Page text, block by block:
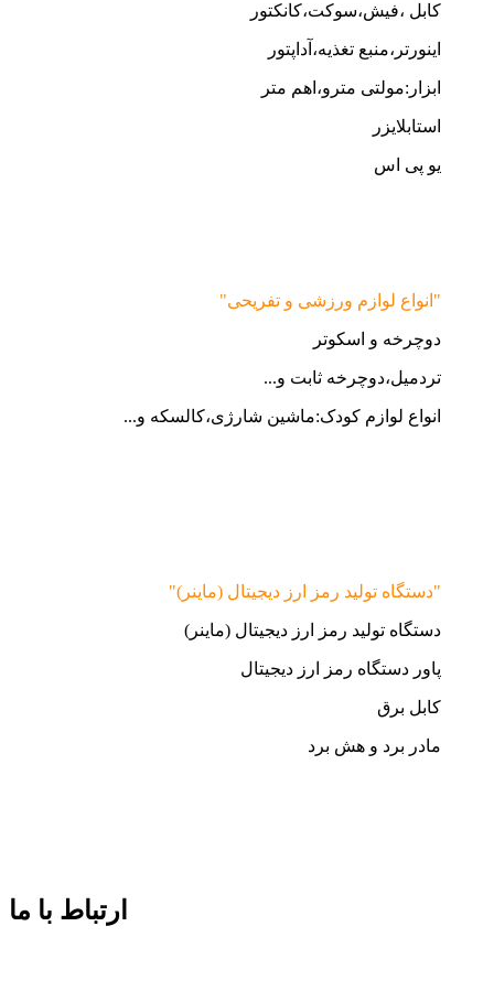
کابل ،فیش،سوکت،کانکتور
اینورتر،منبع تغذیه،آداپتور
ابزار:مولتی مترو،اهم متر
استابلایزر
یو پی اس
"انواع لوازم ورزشی و تفریحی"
دوچرخه و اسکوتر
تردمیل،دوچرخه ثابت و...
انواع لوازم کودک:ماشین شارژی،کالسکه و...
"دستگاه تولید رمز ارز دیجیتال (ماینر)"
دستگاه تولید رمز ارز دیجیتال (ماینر)
پاور دستگاه رمز ارز دیجیتال
کابل برق
مادر برد و هش برد
ارتباط با ما